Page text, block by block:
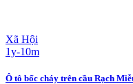
Xã Hội
1y-10m
Ô tô bốc cháy trên cầu Rạch